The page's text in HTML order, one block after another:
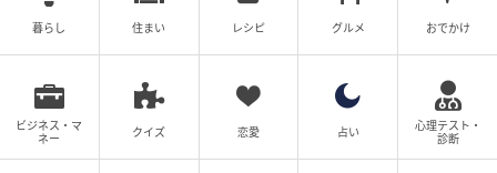
手入力の作業を減らせるため、導入時の登録負担やメ
会話ログ・分析機能では、AIと来店客の会話履歴、人
気のワイン、味わいの傾向を確認できます。
暮らし 住まい レシピ グルメ おでかけ
ビジネス・マ
ネー
クイズ 恋愛 占い
心理テスト・
診断